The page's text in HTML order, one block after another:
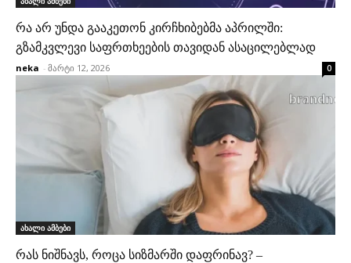
რა არ უნდა გააკეთონ კირჩხიბებმა აპრილში:
გზამკვლევი საფრთხეების თავიდან ასაცილებლად
neka - მარტი 12, 2026 0
ახალი ამბები
რას ნიშნავს, როცა სიზმარში დაფრინავ? –